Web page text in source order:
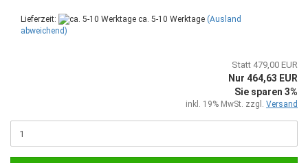
Lieferzeit: ca. 5-10 Werktage (Ausland
abweichend)
Statt 479,00 EUR
Nur 464,63 EUR
Sie sparen 3%
inkl. 19% MwSt. zzgl. Versand